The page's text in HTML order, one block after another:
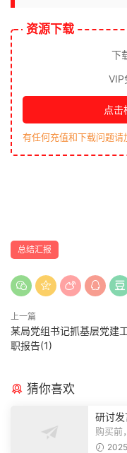
资源下载
下
VIP
点击
有任何充值和下载问题
总结汇报
上一篇
某局党组书记抓基层党建
职报告(1)
猜你喜欢
研讨发
购买前
注，精